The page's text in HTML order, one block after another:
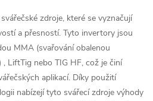
zdroje, které se vyznačují
a přesností. Tyto invertory jsou
MMA (svařování obalenou
, LiftTig nebo TIG HF, což je činí
aplikací. Díky použití
nabízejí tyto svářecí zdroje výhody